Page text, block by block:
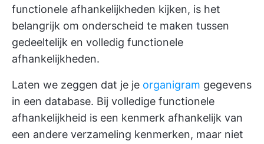
functionele afhankelijkheden kijken, is het
belangrijk om onderscheid te maken tussen
gedeeltelijk en volledig functionele
afhankelijkheden.
Laten we zeggen dat je je organigram gegevens
in een database. Bij volledige functionele
afhankelijkheid is een kenmerk afhankelijk van
een andere verzameling kenmerken, maar niet